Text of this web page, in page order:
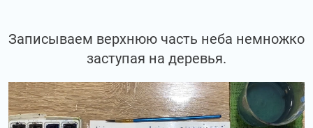
Записываем верхнюю часть неба немножко
заступая на деревья.